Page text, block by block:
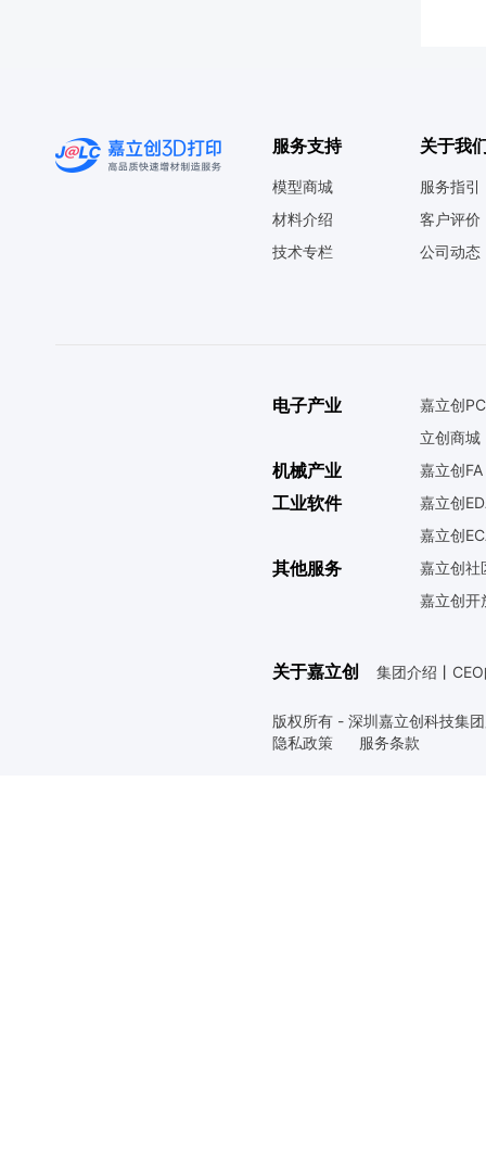
服务支持
模型商城
材料介绍
技术专栏
关于我
服务指引
客户评价
公司动态
电子产业
嘉立创
立创商城
机械产业 嘉立创FA
工业软件
嘉立创
嘉立创
其他服务
嘉立创社
嘉立创开
关于嘉立创 集团介绍 丨
版权所有 - 深圳嘉立创科技集
隐私政策
服务条款